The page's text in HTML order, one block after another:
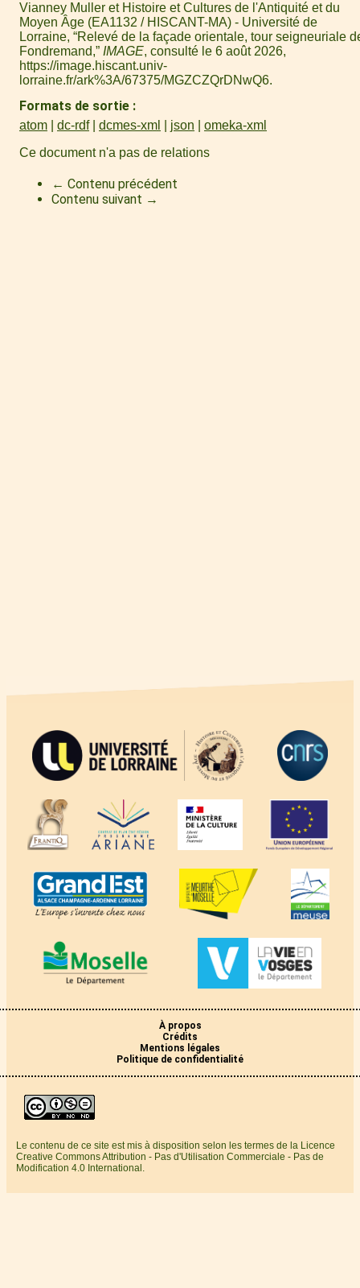
Vianney Muller et Histoire et Cultures de l'Antiquité et du
Moyen Âge (EA1132 / HISCANT-MA) - Université de
Lorraine, “Relevé de la façade orientale, tour seigneuriale
Fondremand,” IMAGE, consulté le 6 août 2026,
https://image.hiscant.univ-
lorraine.fr/ark%3A/67375/MGZCZQrDNwQ6.
Formats de sortie
atom dc-rdf dcmes-xml json
omeka-xml
Ce document n'a pas de relations
← Contenu précédent
Contenu suivant →
À propos
Crédits
Mentions légales
Politique de confidentialité
Le contenu de ce site est mis à disposition selon les termes de la Licence
Creative Commons Attribution - Pas d'Utilisation Commerciale - Pas de
Modification 4.0 International.